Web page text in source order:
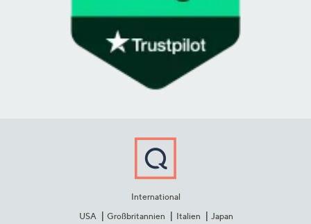
International
USA
Großbritannien Italien Japan